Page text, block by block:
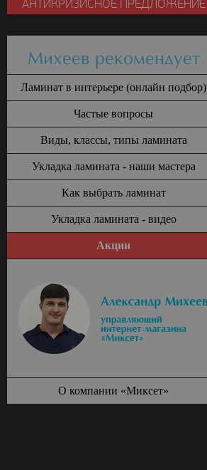
АНТИКРИЗИСНОЕ ПРЕДЛОЖЕНИЕ
Михеев рекомендует
Ламинат в интерьере (онлайн подбор)
Частые вопросы
Виды, классы, типы ламината
Укладка ламината - наши мастера
Как выбрать ламинат
Укладка ламината - видео
Акции
О компании «Миксет»